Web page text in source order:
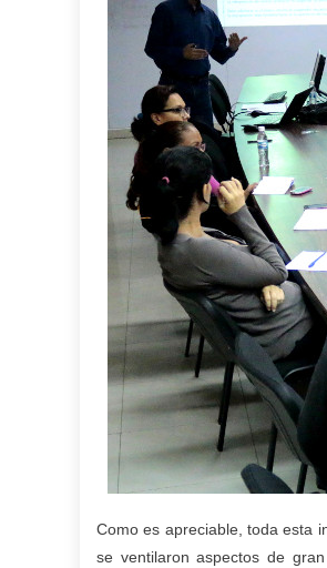
Como es apreciable, toda esta
se ventilaron aspectos de